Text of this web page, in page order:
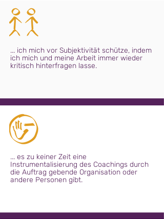
... ich mich vor Subjektivität schütze, indem
ich mich und meine Arbeit immer wieder
kritisch hinterfragen lasse.
... es zu keiner Zeit eine
Instrumentalisierung des Coachings durch
die Auftrag gebende Organisation oder
andere Personen gibt.